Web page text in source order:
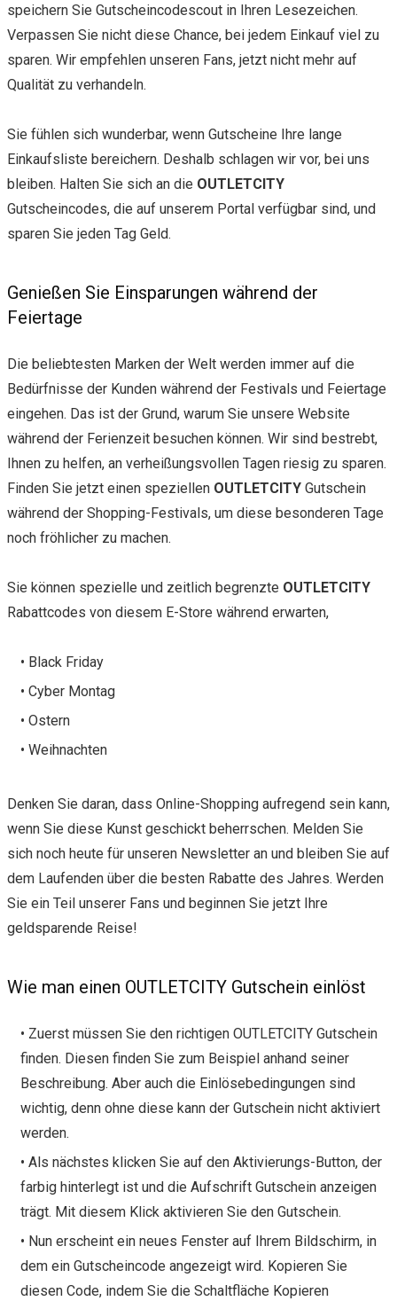
speichern Sie Gutscheincodescout in Ihren Lesezeichen.
Verpassen Sie nicht diese Chance, bei jedem Einkauf viel zu
sparen. Wir empfehlen unseren Fans, jetzt nicht mehr auf
Qualität zu verhandeln.
Sie fühlen sich wunderbar, wenn Gutscheine Ihre lange
Einkaufsliste bereichern. Deshalb schlagen wir vor, bei uns
bleiben. Halten Sie sich an die OUTLETCITY
Gutscheincodes, die auf unserem Portal verfügbar sind, und
sparen Sie jeden Tag Geld.
Genießen Sie Einsparungen während der
Feiertage
Die beliebtesten Marken der Welt werden immer auf die
Bedürfnisse der Kunden während der Festivals und Feiertage
eingehen. Das ist der Grund, warum Sie unsere Website
während der Ferienzeit besuchen können. Wir sind bestrebt,
Ihnen zu helfen, an verheißungsvollen Tagen riesig zu sparen.
Finden Sie jetzt einen speziellen OUTLETCITY Gutschein
während der Shopping-Festivals, um diese besonderen Tage
noch fröhlicher zu machen.
Sie können spezielle und zeitlich begrenzte OUTLETCITY
Rabattcodes von diesem E-Store während erwarten,
• Black Friday
• Cyber Montag
• Ostern
• Weihnachten
Denken Sie daran, dass Online-Shopping aufregend sein kann,
wenn Sie diese Kunst geschickt beherrschen. Melden Sie
sich noch heute für unseren Newsletter an und bleiben Sie auf
dem Laufenden über die besten Rabatte des Jahres. Werden
Sie ein Teil unserer Fans und beginnen Sie jetzt Ihre
geldsparende Reise!
Wie man einen OUTLETCITY Gutschein einlöst
• Zuerst müssen Sie den richtigen OUTLETCITY Gutschein
finden. Diesen finden Sie zum Beispiel anhand seiner
Beschreibung. Aber auch die Einlösebedingungen sind
wichtig, denn ohne diese kann der Gutschein nicht aktiviert
werden.
• Als nächstes klicken Sie auf den Aktivierungs-Button, der
farbig hinterlegt ist und die Aufschrift Gutschein anzeigen
trägt. Mit diesem Klick aktivieren Sie den Gutschein.
• Nun erscheint ein neues Fenster auf Ihrem Bildschirm, in
dem ein Gutscheincode angezeigt wird. Kopieren Sie
diesen Code, indem Sie die Schaltfläche Kopieren